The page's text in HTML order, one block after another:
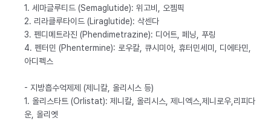
1. 세마글루티드 (Semaglutide): 위고비, 오젬픽
2. 리라클루타이드 (Liraglutide): 삭센다
3. 펜디메트라진 (Phendimetrazine): 디어트, 페닝, 푸링
4. 펜터민 (Phentermine): 로우칼, 큐시미아, 휴터민세미, 디에타민,
아디펙스
- 지방흡수억제제 (제니칼, 올리시스 등)
1. 올리스타트 (Orlistat): 제니칼, 올리시스, 제니엑스,제니로우,리피다
운, 올리엣